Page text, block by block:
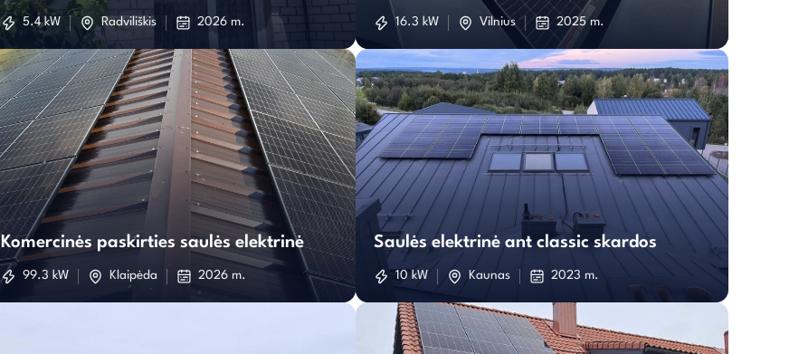
elektrinė
5.4 kW Radviliškis 2026 m.
elekirnė
16.3 kW Vilnius 2025 m.
Komercinės
paskirties
saulės
elektrinė
Komercinės paskirties saulės elektrinė
99.3 kW Klaipėda 2026 m.
Saulės
elektrinė
ant
classic
skardos
Saulės elektrinė ant classic skardos
10 kW Kaunas 2023 m.